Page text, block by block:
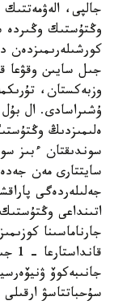
جالپى،
وڭتۇستىك وڭىردە
كورشىلەرىمىزدەن
جىل سايىن وقۋعا
وزبەكستان،
ۇشىراسادى. ال بۇل
ەلىمىزدىڭ
سوندىقتان ءبىز
سايتتارى مەن
جەلىلەردەگى
اتىنداعى
جارناماسىنا
جانىبەكوۆ
سۇحباتتاسۋ